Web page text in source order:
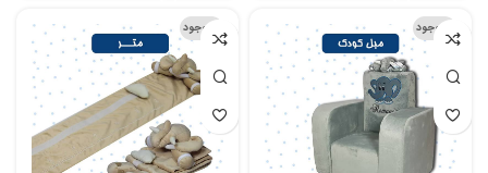
ناموجود ناموجود